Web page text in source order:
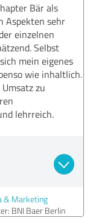
Bär als
Aspekten sehr
einzelnen
Selbst
mein eigenes
wie inhaltlich.
zu
lehrreich.
& Marketing
BNI Baer Berlin